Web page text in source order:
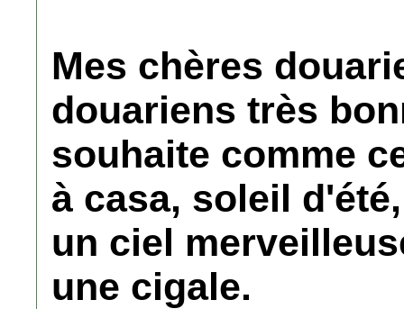
Mes chères
douariens très
souhaite comme
à casa, soleil
un ciel
une cigale.